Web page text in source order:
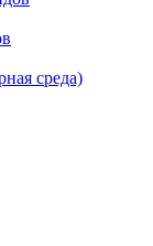
среда)